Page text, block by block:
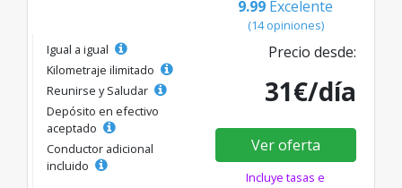
9.99 Excelente
(14 opiniones)
Igual a igual
Kilometraje ilimitado
Reunirse y Saludar
Depósito en efectivo
aceptado
Conductor adicional
incluido
Precio desde:
31€/día
Ver oferta
Incluye tasas e